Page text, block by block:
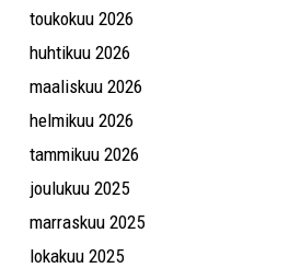
toukokuu 2026
huhtikuu 2026
maaliskuu 2026
helmikuu 2026
tammikuu 2026
joulukuu 2025
marraskuu 2025
lokakuu 2025